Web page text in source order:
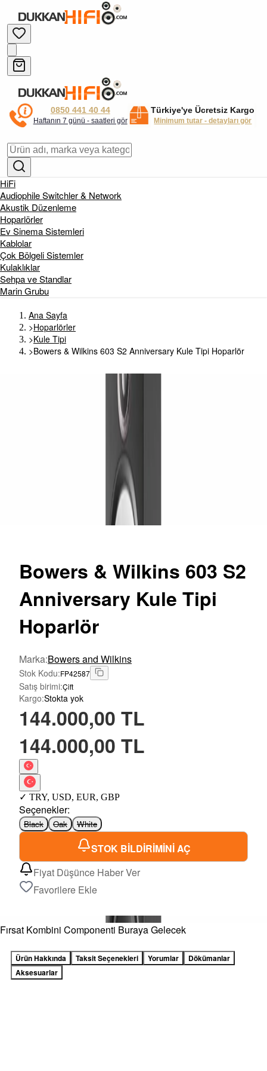
0850 441 40 44
Haftanın 7 günü - saatleri gör
Türkiye'ye Ücretsiz Kargo
Minimum tutar - detayları gör
HiFi
Audiophile Switchler & Network
Akustik Düzenleme
Hoparlörler
Ev Sinema Sistemleri
Kablolar
Çok Bölgeli Sistemler
Kulaklıklar
Sehpa ve Standlar
Marin Grubu
Ana Sayfa
>Hoparlörler
>Kule Tipi
>Bowers & Wilkins 603 S2 Anniversary Kule Tipi Hoparlör
Bowers & Wilkins 603 S2
Anniversary Kule Tipi
Hoparlör
Marka:Bowers and Wilkins
Stok Kodu:FP42587
Satış birimi:Çift
Kargo:Stokta yok
144.000,00 TL
144.000,00 TL
✓ TRY, USD, EUR, GBP
Seçenekler:
Black Oak White
STOK BİLDİRİMİNİ AÇ
Fiyat Düşünce Haber Ver
Favorilere Ekle
Fırsat Kombini Componenti Buraya Gelecek
Ürün Hakkında Taksit Seçenekleri Yorumlar
Dökümanlar
Aksesuarlar